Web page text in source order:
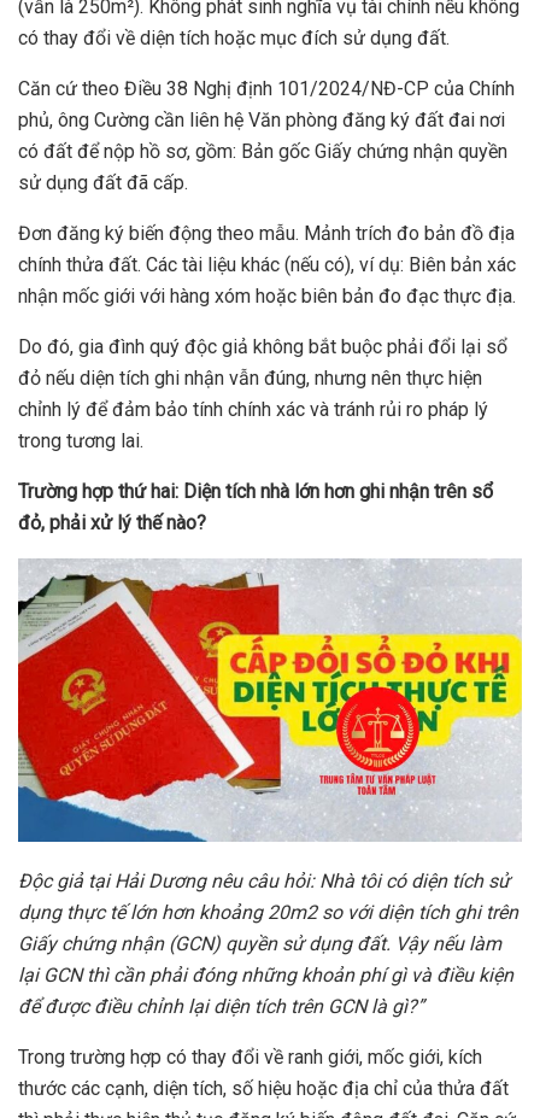
(vẫn là 250m²). Không phát sinh nghĩa vụ tài chính nếu không
có thay đổi về diện tích hoặc mục đích sử dụng đất.
Căn cứ theo Điều 38 Nghị định 101/2024/NĐ-CP của Chính
phủ, ông Cường cần liên hệ Văn phòng đăng ký đất đai nơi
có đất để nộp hồ sơ, gồm: Bản gốc Giấy chứng nhận quyền
sử dụng đất đã cấp.
Đơn đăng ký biến động theo mẫu. Mảnh trích đo bản đồ địa
chính thửa đất. Các tài liệu khác (nếu có), ví dụ: Biên bản xác
nhận mốc giới với hàng xóm hoặc biên bản đo đạc thực địa.
Do đó, gia đình quý độc giả không bắt buộc phải đổi lại sổ
đỏ nếu diện tích ghi nhận vẫn đúng, nhưng nên thực hiện
chỉnh lý để đảm bảo tính chính xác và tránh rủi ro pháp lý
trong tương lai.
Trường hợp thứ hai: Diện tích nhà lớn hơn ghi nhận trên sổ
đỏ, phải xử lý thế nào?
Độcgiả tại Hải Dương nêu câu hỏi: Nhà tôi có diện tích sử
dụng thực tế lớn hơn khoảng 20m2 so với diện tích ghi trên
Giấy chứng nhận (GCN) quyền sử dụng đất. Vậy nếu làm
lại GCN thì cần phải đóng những khoản phí gìvà điều kiện
để được điều chỉnh lại diện tích trên GCN là gì?”
Trong trường hợp có thay đổi về ranh giới, mốc giới, kích
thước các cạnh, diện tích, số hiệu hoặc địa chỉ của thửa đất